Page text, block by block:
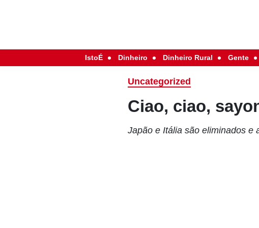
IstoÉ Dinheiro Dinheiro Rural Gente
Uncategorized
Ciao, ciao,
Japão e Itália são eliminados e